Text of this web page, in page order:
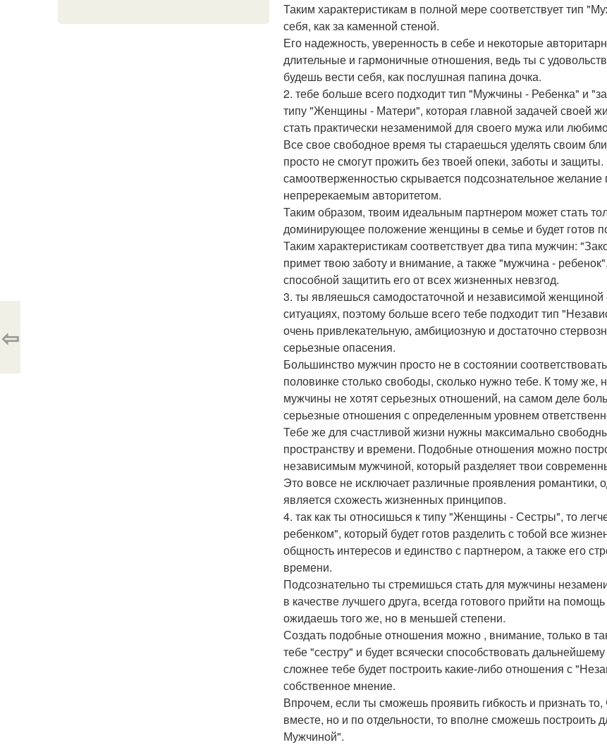
Таким характеристикам в полной мере соответствует тип
себя, как за каменной стеной.
Его надежность, уверенность в себе и некоторые
длительные и гармоничные отношения, ведь ты с
будешь вести себя, как послушная папина дочка.
2. тебе больше всего подходит тип "Мужчины - Ребенка" и
типу "Женщины - Матери", которая главной задачей своей
стать практически незаменимой для своего мужа или
Все свое свободное время ты стараешься уделять своим
просто не смогут прожить без твоей опеки, заботы и
самоотверженностью скрывается подсознательное
непререкаемым авторитетом.
Таким образом, твоим идеальным партнером может стать
доминирующее положение женщины в семье и будет готов
Таким характеристикам соответствует два типа мужчин:
примет твою заботу и внимание, а также "мужчина -
способной защитить его от всех жизненных невзгод.
3. ты являешься самодостаточной и независимой
ситуациях, поэтому больше всего тебе подходит тип
очень привлекательную, амбициозную и достаточно
серьезные опасения.
Большинство мужчин просто не в состоянии
половинке столько свободы, сколько нужно тебе. К тому
мужчины не хотят серьезных отношений, на самом деле
серьезные отношения с определенным уровнем
Тебе же для счастливой жизни нужны максимально
пространству и времени. Подобные отношения можно
независимым мужчиной, который разделяет твои
Это вовсе не исключает различные проявления
является схожесть жизненных принципов.
4. так как ты относишься к типу "Женщины - Сестры", то
ребенком", который будет готов разделить с тобой все
общность интересов и единство с партнером, а также его
времени.
Подсознательно ты стремишься стать для мужчины
в качестве лучшего друга, всегда готового прийти на
ожидаешь того же, но в меньшей степени.
Создать подобные отношения можно , внимание, только в
тебе "сестру" и будет всячески способствовать
сложнее тебе будет построить какие-либо отношения с
собственное мнение.
Впрочем, если ты сможешь проявить гибкость и признать
вместе, но и по отдельности, то вполне сможешь
Мужчиной".
⇦